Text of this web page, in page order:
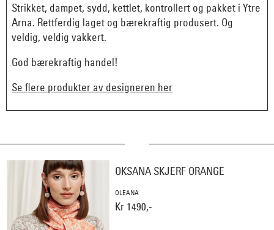
Strikket, dampet, sydd, kettlet, kontrollert og pakket i Ytre
Arna. Rettferdig laget og bærekraftig produsert. Og
veldig, veldig vakkert.
God bærekraftig handel!
Se flere produkter av designeren her
OKSANA SKJERF ORANGE
OLEANA
Kr 1490,-